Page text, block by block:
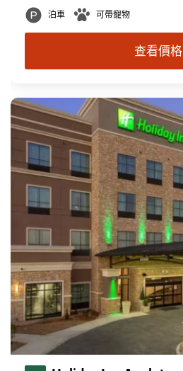
泊車 可帶寵物
查看價格